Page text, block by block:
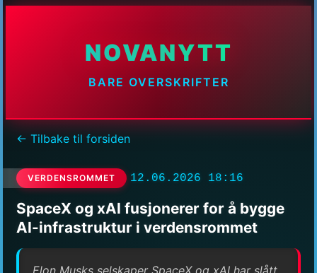
NOVANYTT
BARE OVERSKRIFTER
← Tilbake til forsiden
VERDENSROMMET 12.06.2026 18:16
SpaceX og xAI fusjonerer for å bygge
AI-infrastruktur i verdensrommet
Elon Musks selskaper SpaceX og xAI har slått